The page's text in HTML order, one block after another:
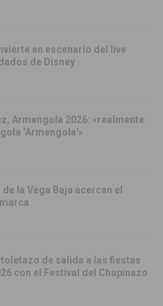
en escenario del live
de Disney
Armengola 2026: «realmente
‘Armengola'»
la Vega Baja acercan el
de salida a las fiestas
con el Festival del Chupinazo